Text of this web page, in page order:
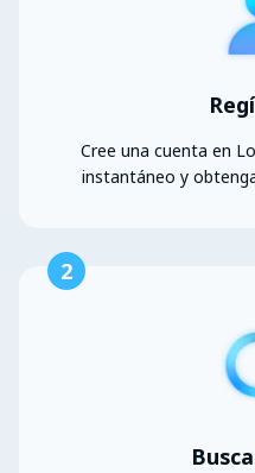
Cree una cuenta en
instantáneo y
2